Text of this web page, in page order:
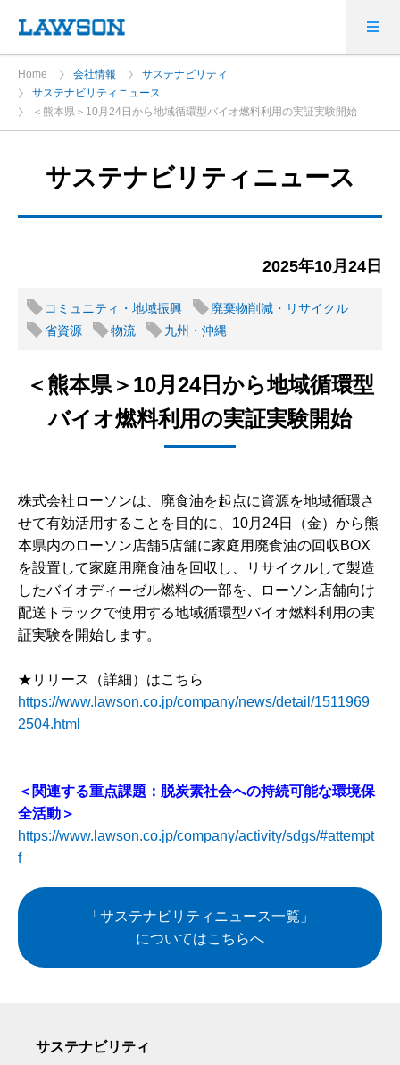
Home 会社情報
サステナビリティ
サステナビリティニュース
＜熊本県＞10月24日から地域循環型バイオ燃料利用の実証実験開始
サステナビリティニュース
2025年10月24日
コミュニティ・地域振興
廃棄物削減・リサイクル
省資源
物流 九州・沖縄
＜熊本県＞10月24日から地域循環型
バイオ燃料利用の実証実験開始
株式会社ローソンは、廃食油を起点に資源を地域循環さ
せて有効活用することを目的に、10月24日（金）から熊
本県内のローソン店舗5店舗に家庭用廃食油の回収BOX
を設置して家庭用廃食油を回収し、リサイクルして製造
したバイオディーゼル燃料の一部を、ローソン店舗向け
配送トラックで使用する地域循環型バイオ燃料利用の実
証実験を開始します。
★リリース（詳細）はこちら
https://www.lawson.co.jp/company/news/detail/1511969_
2504.html
＜関連する重点課題：脱炭素社会への持続可能な環境保
全活動＞
https://www.lawson.co.jp/company/activity/sdgs/#attempt_
f
「サステナビリティニュース一覧」
についてはこちらへ
サステナビリティ